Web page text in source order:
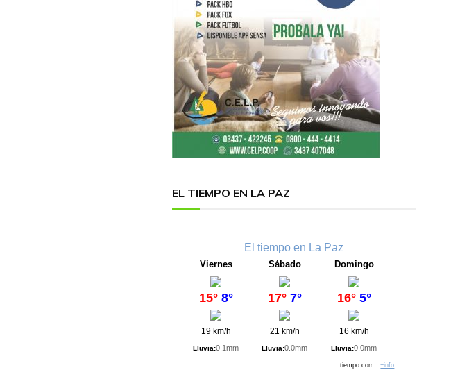
EL TIEMPO EN LA PAZ
El tiempo en La Paz
Viernes
15° 8°
19 km/h
Lluvia:0.1mm
Sábado
17° 7°
21 km/h
Lluvia:0.0mm
Domingo
16° 5°
16 km/h
Lluvia:0.0mm
tiempo.com+info